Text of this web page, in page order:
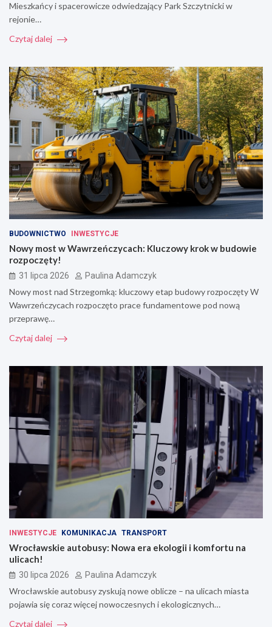
Mieszkańcy i spacerowicze odwiedzający Park Szczytnicki w
rejonie…
Czytaj dalej
BUDOWNICTWO INWESTYCJE
Nowy most w Wawrzeńczycach: Kluczowy krok w budowie
rozpoczęty!
31 lipca 2026 Paulina Adamczyk
Nowy most nad Strzegomką: kluczowy etap budowy rozpoczęty W
Wawrzeńczycach rozpoczęto prace fundamentowe pod nową
przeprawę…
Czytaj dalej
INWESTYCJE KOMUNIKACJA TRANSPORT
Wrocławskie autobusy: Nowa era ekologii i komfortu na
ulicach!
30 lipca 2026 Paulina Adamczyk
Wrocławskie autobusy zyskują nowe oblicze – na ulicach miasta
pojawia się coraz więcej nowoczesnych i ekologicznych…
Czytaj dalej